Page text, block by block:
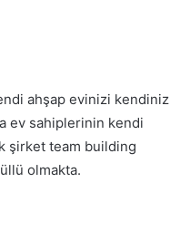
ahşap evinizi kendiniz
ev sahiplerinin kendi
şirket team building
olmakta.